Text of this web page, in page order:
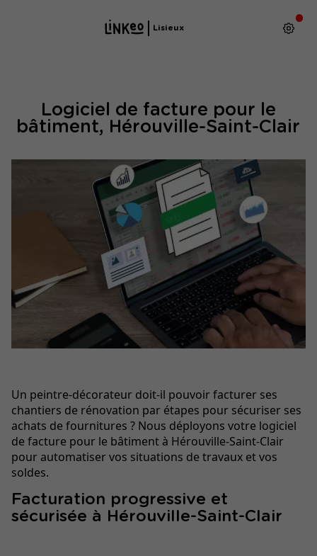
Lisieux
Logiciel de facture pour le
bâtiment, Hérouville-Saint-Clair
Un peintre-décorateur doit-il pouvoir facturer ses
chantiers de rénovation par étapes pour sécuriser ses
achats de fournitures ? Nous déployons votre logiciel
de facture pour le bâtiment à Hérouville-Saint-Clair
pour automatiser vos situations de travaux et vos
soldes.
Facturation progressive et
sécurisée à Hérouville-Saint-Clair